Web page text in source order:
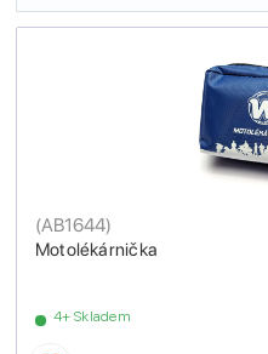
Motolékárnička
(AB1644)
4+ Skladem